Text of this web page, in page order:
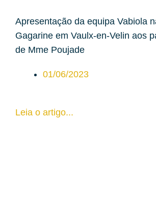
Apresentação da equipa Vabiola
Gagarine em Vaulx-en-Velin aos
de Mme Poujade
01/06/2023
Leia o artigo...